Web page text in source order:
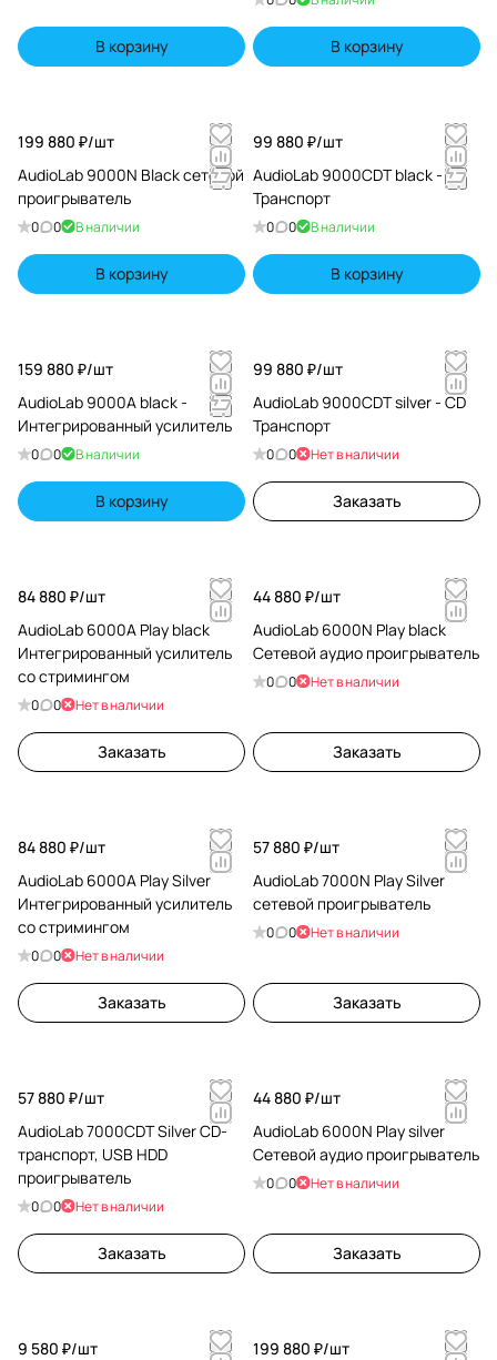
В корзину В корзину
199 880 ₽/шт
AudioLab 9000N Black сетевой
проигрыватель
0 0 В наличии
В корзину
99 880 ₽/шт
AudioLab 9000CDT black - CD
Транспорт
0 0 В наличии
В корзину
159 880 ₽/шт
AudioLab 9000A black -
Интегрированный усилитель
0 0 В наличии
В корзину
99 880 ₽/шт
AudioLab 9000CDT silver - CD
Транспорт
0 0 Нет в наличии
Заказать
84 880 ₽/шт
AudioLab 6000A Play black
Интегрированный усилитель
со стримингом
0 0 Нет в наличии
Заказать
44 880 ₽/шт
AudioLab 6000N Play black
Сетевой аудио проигрыватель
0 0 Нет в наличии
Заказать
84 880 ₽/шт
AudioLab 6000A Play Silver
Интегрированный усилитель
со стримингом
0 0 Нет в наличии
Заказать
57 880 ₽/шт
AudioLab 7000N Play Silver
сетевой проигрыватель
0 0 Нет в наличии
Заказать
57 880 ₽/шт
AudioLab 7000CDT Silver CD-
транспорт, USB HDD
проигрыватель
0 0 Нет в наличии
Заказать
44 880 ₽/шт
AudioLab 6000N Play silver
Сетевой аудио проигрыватель
0 0 Нет в наличии
Заказать
9 580 ₽/шт
199 880 ₽/шт